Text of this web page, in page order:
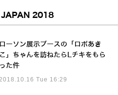
JAPAN 2018
ローソン展示ブースの「ロボあき
こ」ちゃんを訪ねたらLチキをもら
った件
Tue 16:29